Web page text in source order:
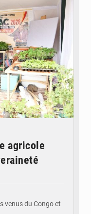
agricole
venus du Congo et